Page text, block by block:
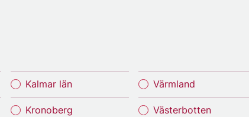
Kalmar län
Kronoberg
Värmland
Västerbotten